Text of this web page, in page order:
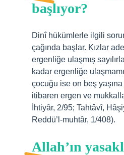
başlıyor?
Dinî hükümlerle ilgili
çağında başlar. Kızlar
ergenliğe ulaşmış
kadar ergenliğe
çocuğu ise on beş
itibaren ergen ve
İhtiyâr, 2/95; Tahtâvî,
Reddü’l-muhtâr, 1/408).
Allah’ın